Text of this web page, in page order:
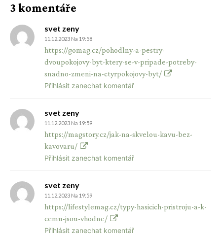
3 komentáře
svet zeny
11.12.2023 Na 19:58
https://gomag.cz/pohodlny-a-pestry-
dvoupokojovy-byt-ktery-se-v-pripade-potreby-
snadno-zmeni-na-ctyrpokojovy-byt/
Přihlásit zanechat komentář
svet zeny
11.12.2023 Na 19:59
https://magstory.cz/jak-na-skvelou-kavu-bez-
kavovaru/
Přihlásit zanechat komentář
svet zeny
11.12.2023 Na 19:59
https://lifestylemag.cz/typy-hasicich-pristroju-a-k-
cemu-jsou-vhodne/
Přihlásit zanechat komentář